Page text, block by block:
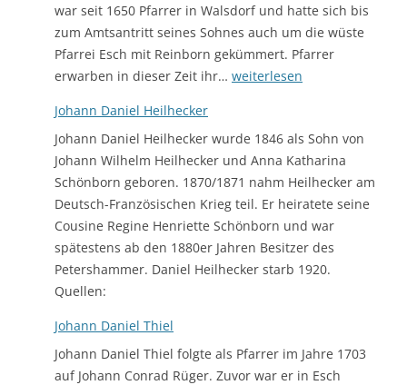
war seit 1650 Pfarrer in Walsdorf und hatte sich bis
zum Amtsantritt seines Sohnes auch um die wüste
Pfarrei Esch mit Reinborn gekümmert. Pfarrer
erwarben in dieser Zeit ihr… Johann
weiterlesen
Johann Daniel Heilhecker
Johann Daniel Heilhecker wurde 1846 als Sohn von
Johann Wilhelm Heilhecker und Anna Katharina
Schönborn geboren. 1870/1871 nahm Heilhecker am
Deutsch-Französischen Krieg teil. Er heiratete seine
Cousine Regine Henriette Schönborn und war
spätestens ab den 1880er Jahren Besitzer des
Petershammer. Daniel Heilhecker starb 1920.
Quellen:
Johann Daniel Thiel
Johann Daniel Thiel folgte als Pfarrer im Jahre 1703
auf Johann Conrad Rüger. Zuvor war er in Esch